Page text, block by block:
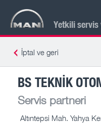
Yetkili
İptal ve geri
BS TEKNIK
Servis partneri
Altıntepsi Mah. Yahya